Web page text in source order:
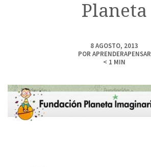
Planeta
8 AGOSTO, 2013
POR APRENDERAPENSAR
< 1 MIN